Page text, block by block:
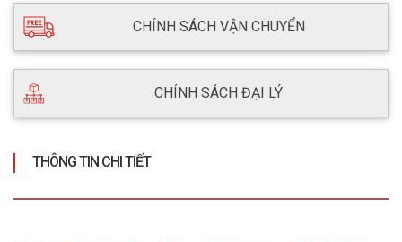
CHÍNH SÁCH VẬN CHUYỂN
CHÍNH SÁCH ĐẠI LÝ
THÔNG TIN CHI TIẾT